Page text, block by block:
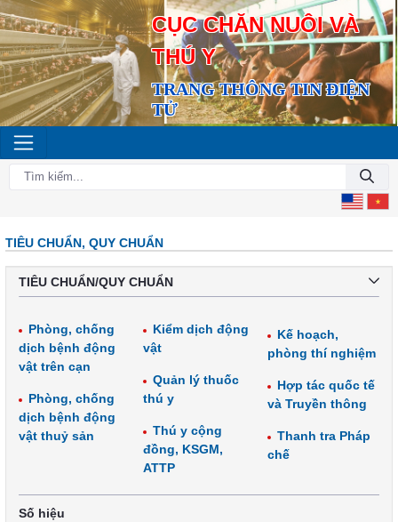
CỤC CHĂN NUÔI VÀ
THÚ Y
TRANG THÔNG TIN ĐIỆN
TỬ
TIÊU CHUẨN, QUY CHUẨN
TIÊU CHUẨN/QUY CHUẨN
Phòng, chống
dịch bệnh động
vật trên cạn
Phòng, chống
dịch bệnh động
vật thuỷ sản
Kiểm dịch động
vật
Quản lý thuốc
thú y
Thú y cộng
đồng, KSGM,
ATTP
Kế hoạch,
phòng thí nghiệm
Hợp tác quốc tế
và Truyền thông
Thanh tra Pháp
chế
Số hiệu